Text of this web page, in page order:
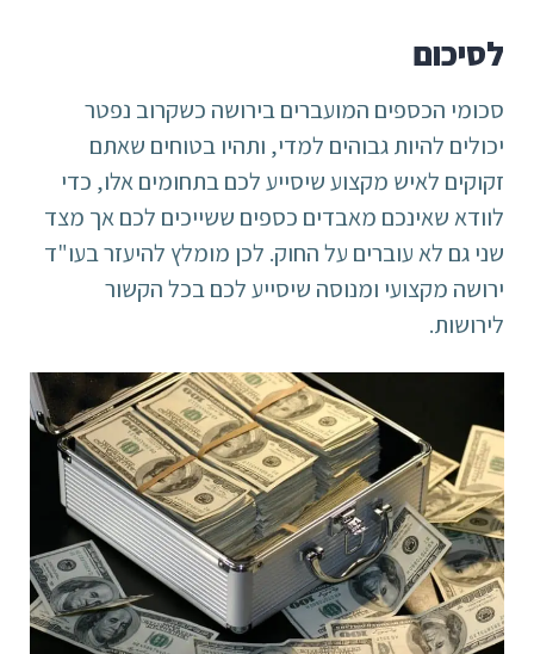
לסיכום
סכומי הכספים המועברים בירושה כשקרוב נפטר
יכולים להיות גבוהים למדי, ותהיו בטוחים שאתם
זקוקים לאיש מקצוע שיסייע לכם בתחומים אלו, כדי
לוודא שאינכם מאבדים כספים ששייכים לכם אך מצד
שני גם לא עוברים על החוק. לכן מומלץ להיעזר בעו"ד
ירושה מקצועי ומנוסה שיסייע לכם בכל הקשור
לירושות.